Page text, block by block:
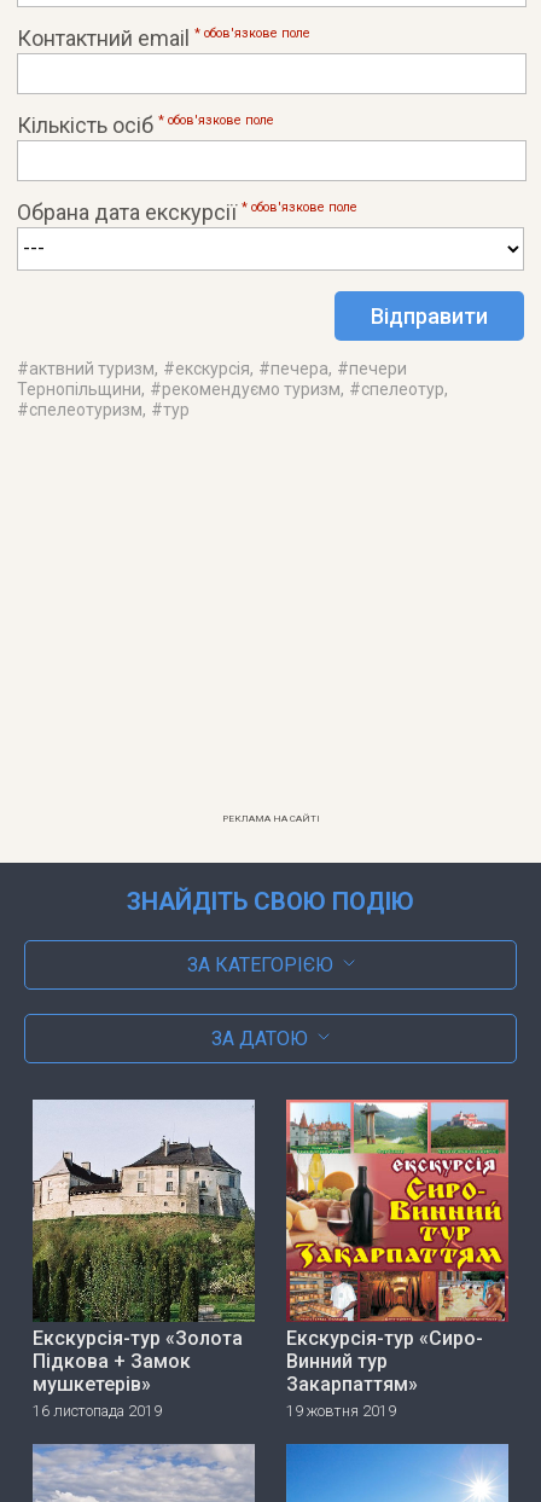
Контактний email* обов'язковe поле
Кількість осіб* обов'язковe поле
Обрана дата екскурсії* обов'язковe поле
#актвний туризм, #екскурсія, #печера, #печери
Тернопільщини, #рекомендуємо туризм, #спелеотур,
#спелеотуризм, #тур
РЕКЛАМА НА САЙТІ
ЗНАЙДІТЬ СВОЮ ПОДІЮ
ЗА КАТЕГОРІЄЮ
ЗА ДАТОЮ
Екскурсія-тур «Золота
Підкова + Замок
мушкетерів»
16 листопада 2019
Екскурсія-тур «Сиро-
Винний тур
Закарпаттям»
19 жовтня 2019